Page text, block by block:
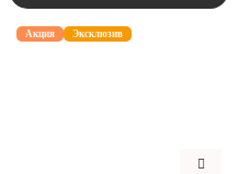
Акция Эксклюзив